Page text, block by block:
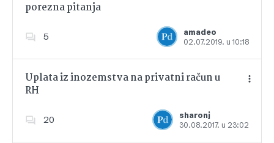
porezna pitanja
5
amadeo
02.07.2019. u 10:18
Dodajte u favorite
Uplata iz inozemstva na privatni račun u
RH
20
sharonj
30.08.2017. u 23:02
Dodajte u favorite